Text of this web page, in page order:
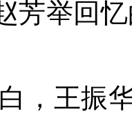
芳举回
，王振